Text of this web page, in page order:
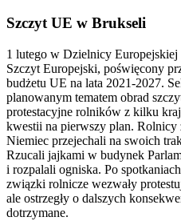
Szczyt UE w Brukseli
1 lutego w Dzielnicy
Szczyt Europejski, poświęcony
budżetu UE na lata 2021-2027.
planowanym tematem obrad
protestacyjne rolników z kilku
kwestii na pierwszy plan.
Niemiec przejechali na swoich
Rzucali jajkami w budynek
i rozpalali ogniska. Po
związki rolnicze wezwały
ale ostrzegły o dalszych
dotrzymane.